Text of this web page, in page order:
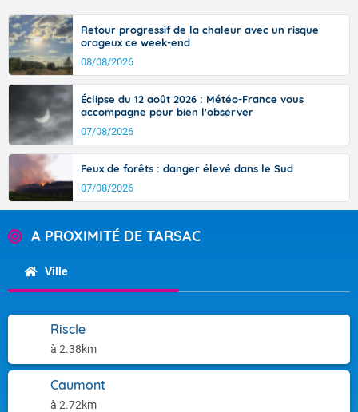
Retour progressif de la chaleur avec un risque
orageux ce week-end
08/08/2026
Éclipse du 12 août 2026 : Météo-France vous
accompagne pour bien l'observer
07/08/2026
Feux de forêts : danger élevé dans le Sud
07/08/2026
A PROXIMITÉ DE TARSAC
Ville
Riscle
à 2.38km
Caumont
à 2.72km